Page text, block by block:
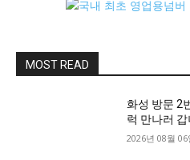
MOST READ
화성 방문 2
럭 만나러
2026년 08월 06